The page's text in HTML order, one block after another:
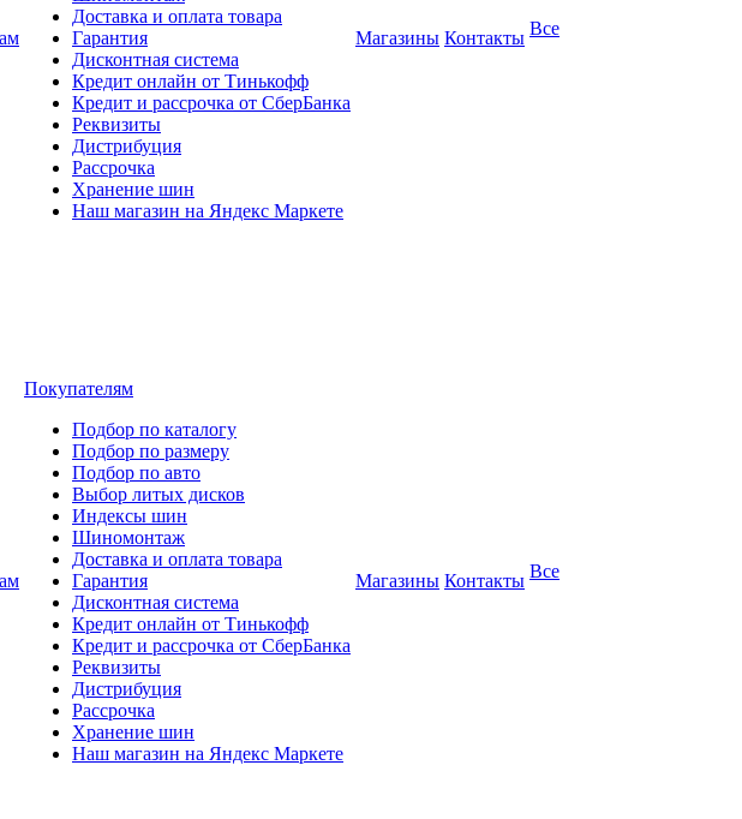
Доставка и оплата товара
Гарантия
Дисконтная система
Кредит онлайн от Тинькофф
Кредит и рассрочка от СберБанка
Реквизиты
Дистрибуция
Рассрочка
Хранение шин
Наш магазин на Яндекс Маркете
Магазины Контакты Все
Покупателям
Подбор по каталогу
Подбор по размеру
Подбор по авто
Выбор литых дисков
Индексы шин
Шиномонтаж
Доставка и оплата товара
Гарантия
Дисконтная система
Кредит онлайн от Тинькофф
Кредит и рассрочка от СберБанка
Реквизиты
Дистрибуция
Рассрочка
Хранение шин
Наш магазин на Яндекс Маркете
Магазины Контакты Все